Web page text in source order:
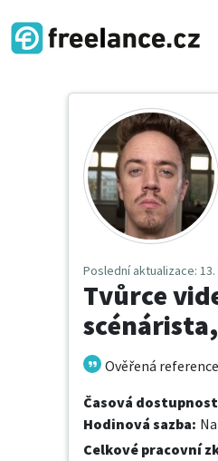
Poslední aktualizace:
Tvůrce
Ověřená reference
Časová dostupnost
Hodinová sazba:
Celkové pracovní